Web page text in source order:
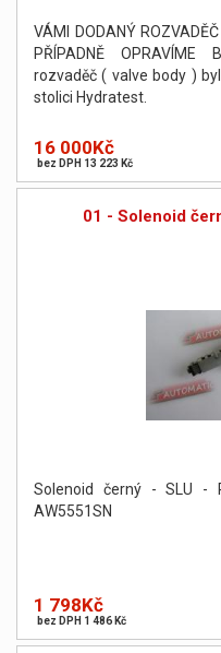
VÁMI DODANÝ
PŘÍPADNĚ
rozvaděč ( valve body )
stolici Hydratest.
16 000Kč
bez DPH 13 223 Kč
01 - Solenoid
Solenoid černý - SLU -
AW5551SN
1 798Kč
bez DPH 1 486 Kč